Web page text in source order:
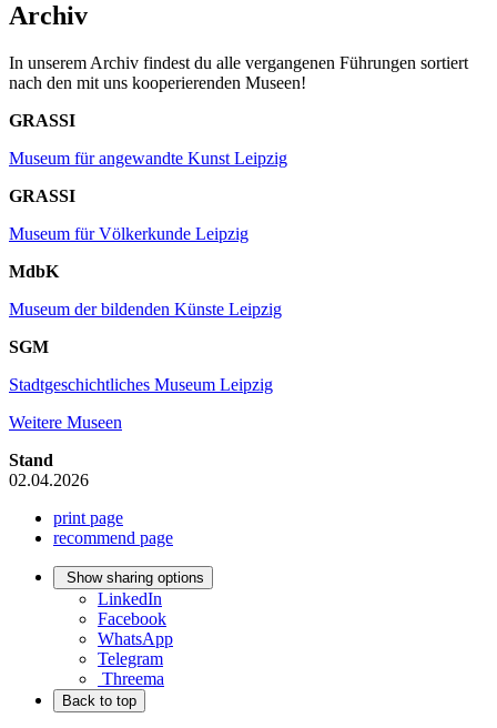
Archiv
In unserem Archiv findest du alle vergangenen Führungen sortiert
nach den mit uns kooperierenden Museen!
GRASSI
Museum für angewandte Kunst Leipzig
GRASSI
Museum für Völkerkunde Leipzig
MdbK
Museum der bildenden Künste Leipzig
SGM
Stadtgeschichtliches Museum Leipzig
Weitere Museen
Stand
02.04.2026
print page
recommend page
Show sharing options
LinkedIn
Facebook
WhatsApp
Telegram
Threema
Back to top